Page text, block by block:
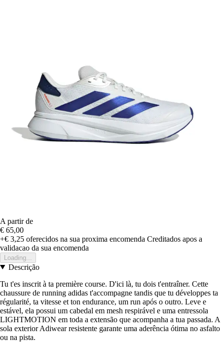
A partir de
€ 65,00
+€ 3,25 oferecidos na sua proxima encomenda Creditados apos a
validacao da sua encomenda
Loading...
Descrição
Tu t'es inscrit à ta première course. D'ici là, tu dois t'entraîner. Cette
chaussure de running adidas t'accompagne tandis que tu développes ta
régularité, ta vitesse et ton endurance, um run após o outro. Leve e
estável, ela possui um cabedal em mesh respirável e uma entressola
LIGHTMOTION em toda a extensão que acompanha a tua passada. A
sola exterior Adiwear resistente garante uma aderência ótima no asfalto
ou na pista.